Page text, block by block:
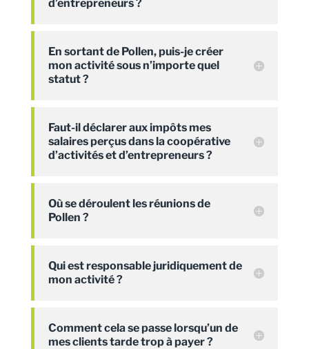
d’entrepreneurs ?
En sortant de Pollen, puis-je créer
mon activité sous n’importe quel
statut ?
Faut-il déclarer aux impôts mes
salaires perçus dans la coopérative
d’activités et d’entrepreneurs ?
Où se déroulent les réunions de
Pollen ?
Qui est responsable juridiquement de
mon activité ?
Comment cela se passe lorsqu’un de
mes clients tarde trop à payer ?